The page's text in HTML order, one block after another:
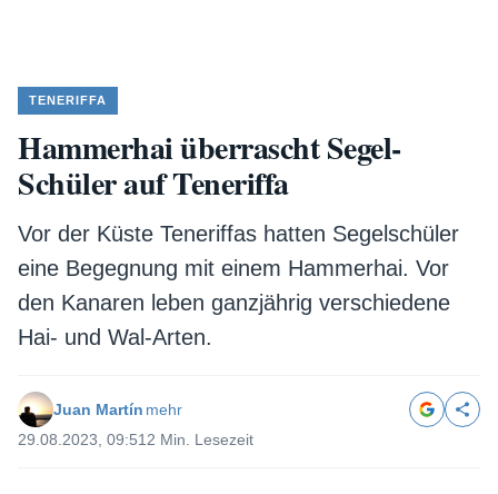
TENERIFFA
Hammerhai überrascht Segel-
Schüler auf Teneriffa
Vor der Küste Teneriffas hatten Segelschüler
eine Begegnung mit einem Hammerhai. Vor
den Kanaren leben ganzjährig verschiedene
Hai- und Wal-Arten.
Juan Martín mehr
29.08.2023, 09:51 2 Min. Lesezeit